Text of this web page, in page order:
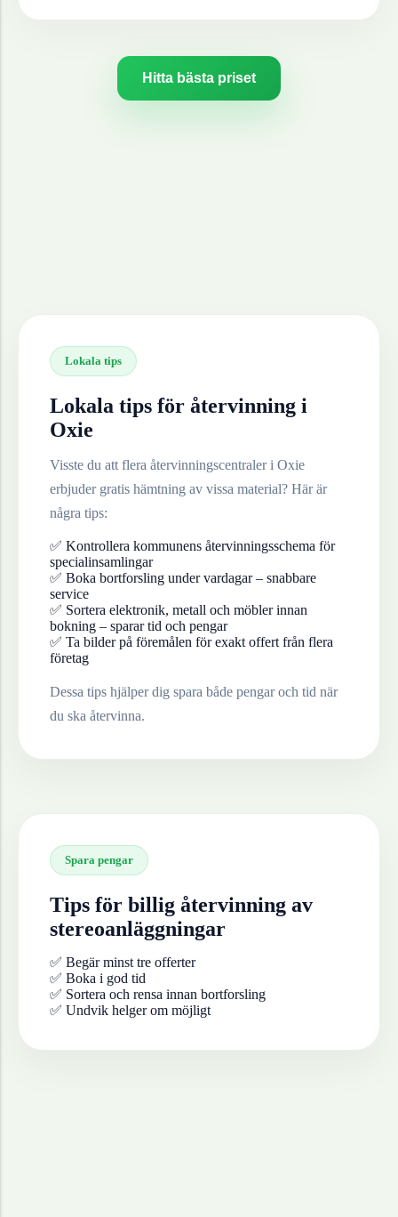
Hitta bästa priset
Lokala tips
Lokala tips för återvinning i
Oxie
Visste du att flera återvinningscentraler i Oxie
erbjuder gratis hämtning av vissa material? Här är
några tips:
✅ Kontrollera kommunens återvinningsschema för
specialinsamlingar
✅ Boka bortforsling under vardagar – snabbare
service
✅ Sortera elektronik, metall och möbler innan
bokning – sparar tid och pengar
✅ Ta bilder på föremålen för exakt offert från flera
företag
Dessa tips hjälper dig spara både pengar och tid när
du ska återvinna.
Spara pengar
Tips för billig återvinning av
stereoanläggningar
✅ Begär minst tre offerter
✅ Boka i god tid
✅ Sortera och rensa innan bortforsling
✅ Undvik helger om möjligt